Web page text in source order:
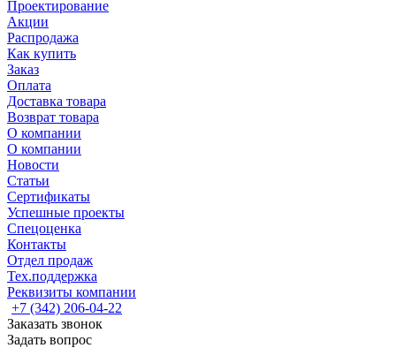
Проектирование
Акции
Распродажа
Как купить
Заказ
Оплата
Доставка товара
Возврат товара
О компании
О компании
Новости
Статьи
Сертификаты
Успешные проекты
Спецоценка
Контакты
Отдел продаж
Тех.поддержка
Реквизиты компании
+7 (342) 206-04-22
Заказать звонок
Задать вопрос